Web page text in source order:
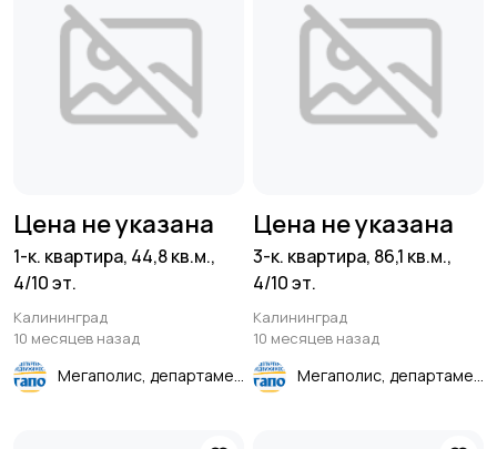
Цена не указана
1-к. квартира, 44,8 кв.м.,
4/10 эт.
Калининград
10 месяцев назад
Мегаполис, департамент недвижимости
Цена не указана
3-к. квартира, 86,1 кв.м.,
4/10 эт.
Калининград
10 месяцев назад
Мегаполис, департамент недвижимости